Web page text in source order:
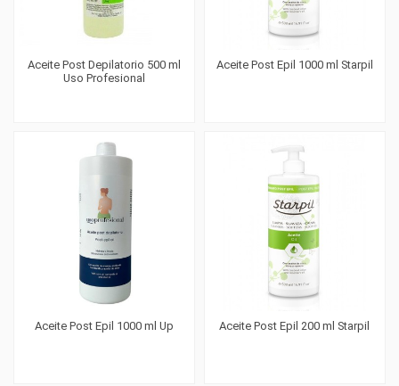
Aceite Post Depilatorio 500 ml
Uso Profesional
Aceite Post Epil 1000 ml Starpil
Aceite Post Epil 1000 ml Up Aceite Post Epil 200 ml Starpil